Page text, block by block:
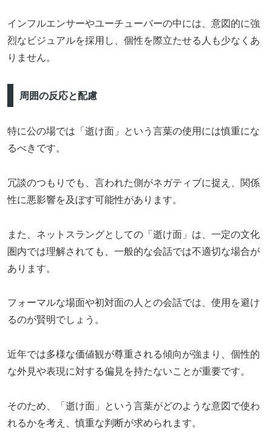
インフルエンサーやユーチューバーの中には、意図的に強
烈なビジュアルを採用し、個性を際立たせる人も少なくあ
りません。
周囲の反応と配慮
特に公の場では「逝け面」という言葉の使用には慎重にな
るべきです。
冗談のつもりでも、言われた側がネガティブに捉え、関係
性に悪影響を及ぼす可能性があります。
また、ネットスラングとしての「逝け面」は、一定の文化
圏内では理解されても、一般的な会話では不適切な場合が
あります。
フォーマルな場面や初対面の人との会話では、使用を避け
るのが賢明でしょう。
近年では多様な価値観が尊重される傾向が強まり、個性的
な外見や表現に対する偏見を持たないことが重要です。
そのため、「逝け面」という言葉がどのような意図で使わ
れるかを考え、慎重な判断が求められます。